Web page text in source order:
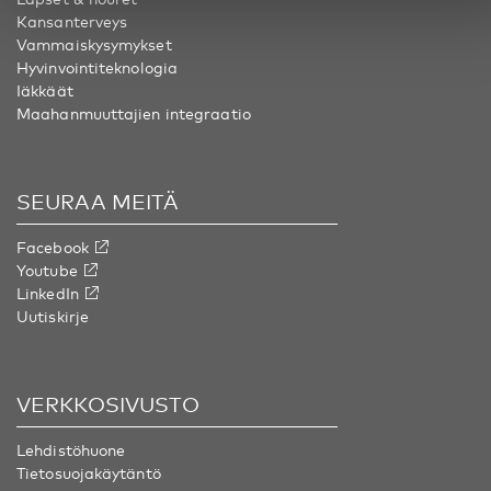
Kansanterveys
Vammaiskysymykset
Hyvinvointiteknologia
Iäkkäät
Maahanmuuttajien integraatio
SEURAA MEITÄ
Facebook
Youtube
LinkedIn
Uutiskirje
VERKKOSIVUSTO
Lehdistöhuone
Tietosuojakäytäntö